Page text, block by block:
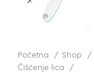
Početna Shop
Čišćenje lica